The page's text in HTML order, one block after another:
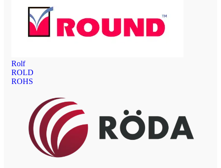
Rolf
ROLD
ROHS